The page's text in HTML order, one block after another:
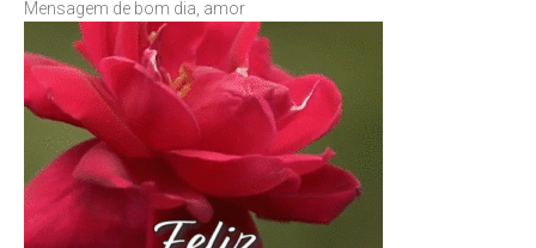
Mensagem de bom dia, amor